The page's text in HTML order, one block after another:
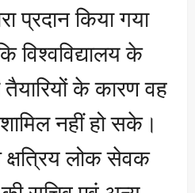
प्रदान किया गया
विश्वविद्यालय के
तैयारियों के कारण वह
नहीं हो सके।
क्षत्रिय लोक सेवक